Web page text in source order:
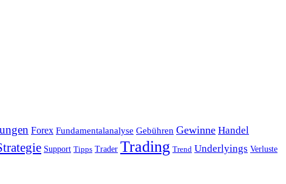
Forex Fundamentalanalyse Gebühren Gewinne Handel
Support Tipps Trader Trading Trend Underlyings Verluste